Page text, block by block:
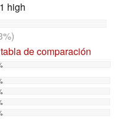
high
de comparación